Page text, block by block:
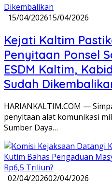
15/04/202615/04/2026
Kejati Kaltim
Penyitaan Ponsel
ESDM Kaltim,
Sudah
HARIANKALTIM.COM —
penyitaan alat komunikasi
Sumber Daya…
02/04/202602/04/2026